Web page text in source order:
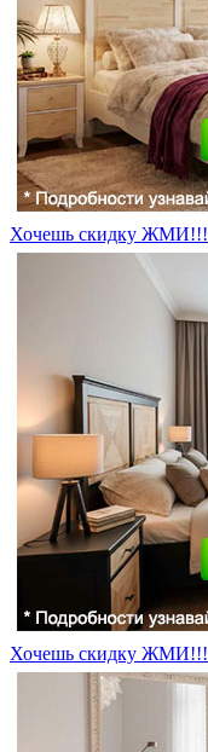
Хочешь скидку ЖМИ!!!
Хочешь скидку ЖМИ!!!